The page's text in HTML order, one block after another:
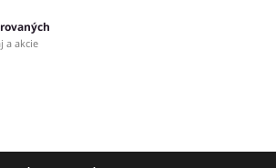
a akcie